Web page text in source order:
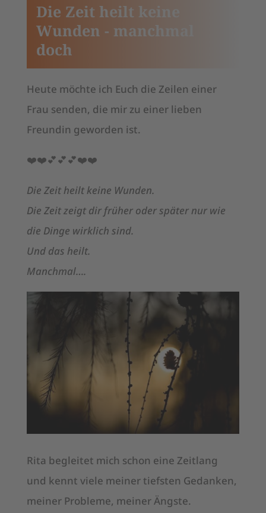
Die Zeit heilt keine
Wunden - manchmal
doch
Heute möchte ich Euch die Zeilen einer
Frau senden, die mir zu einer lieben
Freundin geworden ist.
❤️❤️💕💕💕❤️❤️
Die Zeit heilt keine Wunden.
Die Zeit zeigt dir früher oder später nur wie
die Dinge wirklich sind.
Und das heilt.
Manchmal….
Rita begleitet mich schon eine Zeitlang
und kennt viele meiner tiefsten Gedanken,
meiner Probleme, meiner Ängste.